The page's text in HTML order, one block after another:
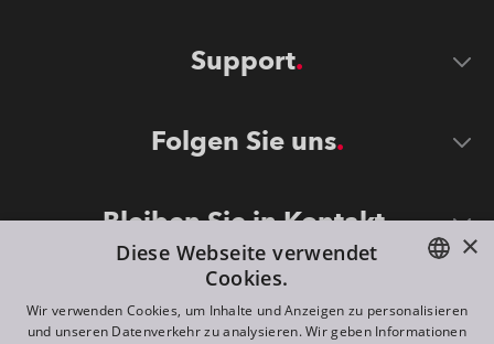
Support
Folgen Sie uns
Bleiben Sie in Kontakt
ENGLISH
×
Diese Webseite verwendet
Cookies.
Wir verwenden Cookies, um Inhalte und Anzeigen zu personalisieren
und unseren Datenverkehr zu analysieren. Wir geben Informationen